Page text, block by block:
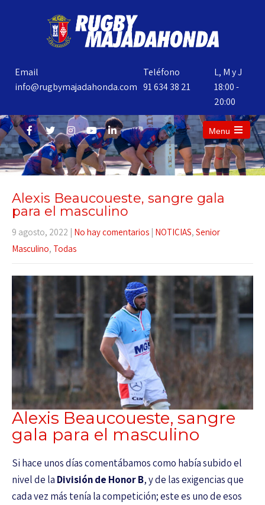
Email
info@rugbymajadahonda.com
Teléfono
91 634 38 21
L, M y J
18:00 -
20:00
Menu
Alexis Beaucoueste, sangre gala
para el masculino
9 agosto, 2022 | No hay comentarios | NOTICIAS, Senior
Masculino, Todas
Alexis Beaucoueste, sangre
gala para el masculino
Si hace unos días comentábamos como había subido el
nivel de la División de Honor B, y de las exigencias que
cada vez más tenía la competición; este es uno de esos